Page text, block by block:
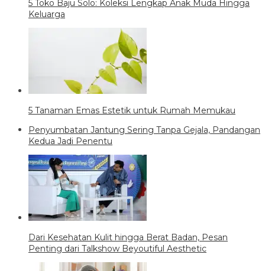
5 Toko Baju Solo: Koleksi Lengkap Anak Muda Hingga
Keluarga
5 Tanaman Emas Estetik untuk Rumah Memukau
Penyumbatan Jantung Sering Tanpa Gejala, Pandangan
Kedua Jadi Penentu
Dari Kesehatan Kulit hingga Berat Badan, Pesan
Penting dari Talkshow Beyoutiful Aesthetic